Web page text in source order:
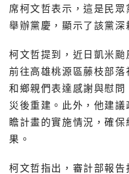
席柯文哲表示，這是民
舉辦黨慶，顯示了該黨深
柯文哲提到，近日凱米颱
前往高雄桃源區藤枝部落
和鄉親們表達感謝與慰
災後重建。此外，他建
瞻計畫的實施情況，確
果。
柯文哲指出，審計部報